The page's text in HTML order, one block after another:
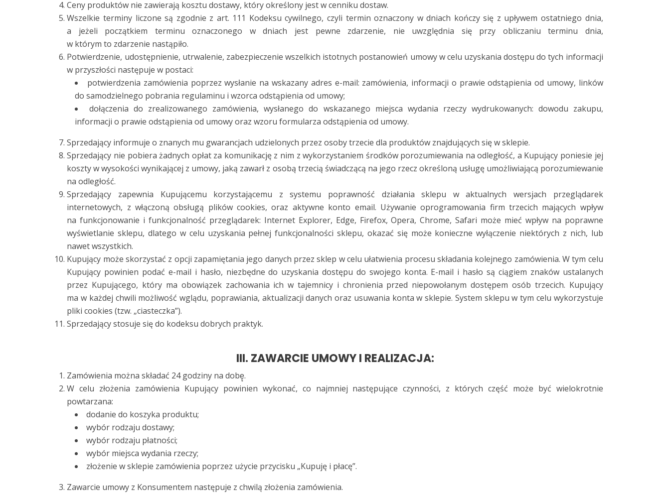
Ceny produktów nie zawierają kosztu dostawy, który określony jest w cenniku dostaw.
Wszelkie terminy liczone są zgodnie z art. 111 Kodeksu cywilnego, czyli termin oznaczony w dniach kończy się z upływem ostatniego dnia,
a jeżeli początkiem terminu oznaczonego w dniach jest pewne zdarzenie, nie uwzględnia się przy obliczaniu terminu dnia,
w którym to zdarzenie nastąpiło.
Potwierdzenie, udostępnienie, utrwalenie, zabezpieczenie wszelkich istotnych postanowień umowy w celu uzyskania dostępu do tych informacji
w przyszłości następuje w postaci:
potwierdzenia zamówienia poprzez wysłanie na wskazany adres e-mail: zamówienia, informacji o prawie odstąpienia od umowy, linków
do samodzielnego pobrania regulaminu i wzorca odstąpienia od umowy;
dołączenia do zrealizowanego zamówienia, wysłanego do wskazanego miejsca wydania rzeczy wydrukowanych: dowodu zakupu,
informacji o prawie odstąpienia od umowy oraz wzoru formularza odstąpienia od umowy.
Sprzedający informuje o znanych mu gwarancjach udzielonych przez osoby trzecie dla produktów znajdujących się w sklepie.
Sprzedający nie pobiera żadnych opłat za komunikację z nim z wykorzystaniem środków porozumiewania na odległość, a Kupujący poniesie jej
koszty w wysokości wynikającej z umowy, jaką zawarł z osobą trzecią świadczącą na jego rzecz określoną usługę umożliwiającą porozumiewanie
na odległość.
Sprzedający zapewnia Kupującemu korzystającemu z systemu poprawność działania sklepu w aktualnych wersjach przeglądarek
internetowych, z włączoną obsługą plików cookies, oraz aktywne konto email. Używanie oprogramowania firm trzecich mających wpływ
na funkcjonowanie i funkcjonalność przeglądarek: Internet Explorer, Edge, Firefox, Opera, Chrome, Safari może mieć wpływ na poprawne
wyświetlanie sklepu, dlatego w celu uzyskania pełnej funkcjonalności sklepu, okazać się może konieczne wyłączenie niektórych z nich, lub
nawet wszystkich.
Kupujący może skorzystać z opcji zapamiętania jego danych przez sklep w celu ułatwienia procesu składania kolejnego zamówienia. W tym celu
Kupujący powinien podać e-mail i hasło, niezbędne do uzyskania dostępu do swojego konta. E-mail i hasło są ciągiem znaków ustalanych
przez Kupującego, który ma obowiązek zachowania ich w tajemnicy i chronienia przed niepowołanym dostępem osób trzecich. Kupujący
ma w każdej chwili możliwość wglądu, poprawiania, aktualizacji danych oraz usuwania konta w sklepie. System sklepu w tym celu wykorzystuje
pliki cookies (tzw. „ciasteczka”).
Sprzedający stosuje się do kodeksu dobrych praktyk.
III. ZAWARCIE UMOWY I REALIZACJA:
Zamówienia można składać 24 godziny na dobę̨.
W celu złożenia zamówienia Kupujący powinien wykonać, co najmniej następujące czynności, z których część może być wielokrotnie
powtarzana:
dodanie do koszyka produktu;
wybór rodzaju dostawy;
wybór rodzaju płatności;
wybór miejsca wydania rzeczy;
złożenie w sklepie zamówienia poprzez użycie przycisku „Kupuję i płacę”.
Zawarcie umowy z Konsumentem następuje z chwilą złożenia zamówienia.